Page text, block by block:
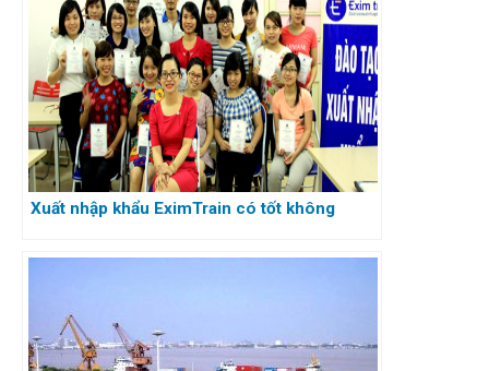
Xuất nhập khẩu EximTrain có tốt không